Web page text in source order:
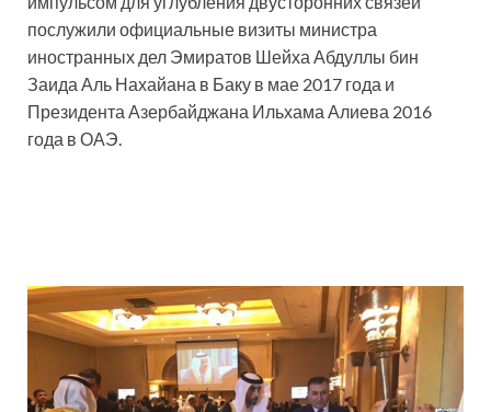
послужили официальные визиты министра
иностранных дел Эмиратов Шейха Абдуллы бин
Заида Аль Нахайана в Баку в мае 2017 года и
Президента Азербайджана Ильхама Алиева 2016
года в ОАЭ.